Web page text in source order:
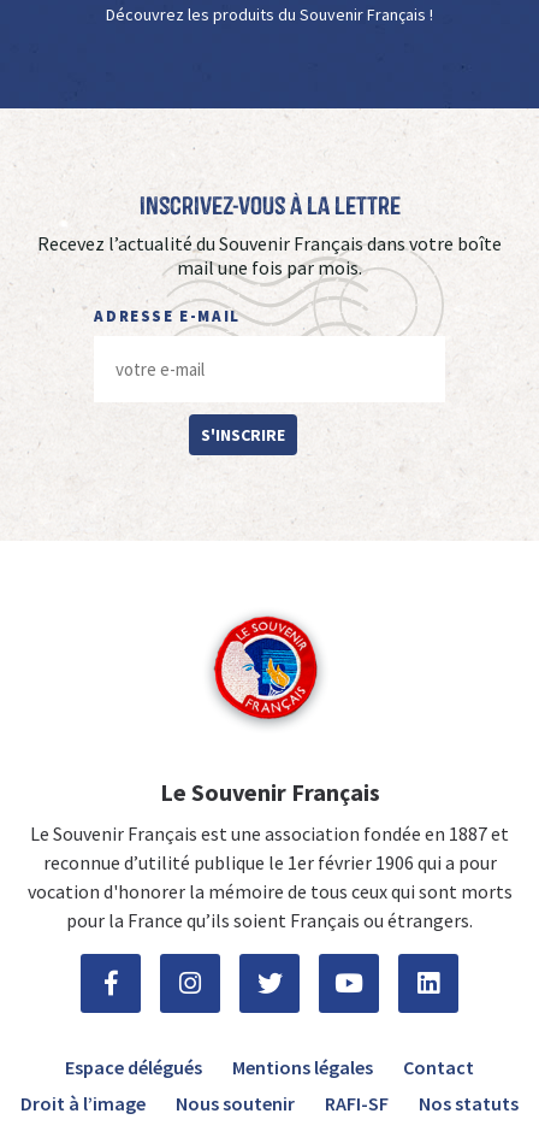
Découvrez les produits du Souvenir Français !
Inscrivez-vous à La Lettre
Recevez l’actualité du Souvenir Français dans votre boîte
mail une fois par mois.
ADRESSE E-MAIL
S'INSCRIRE
Le Souvenir Français
Le Souvenir Français est une association fondée en 1887 et
reconnue d’utilité publique le 1er février 1906 qui a pour
vocation d'honorer la mémoire de tous ceux qui sont morts
pour la France qu’ils soient Français ou étrangers.
Espace délégués Mentions légales
Contact
Droit à l’image
Nous soutenir RAFI-SF Nos statuts